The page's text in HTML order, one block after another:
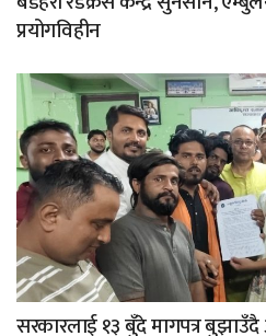
प्रयोगविहीन
सरकारलाई १३ बुँदे मागपत्र